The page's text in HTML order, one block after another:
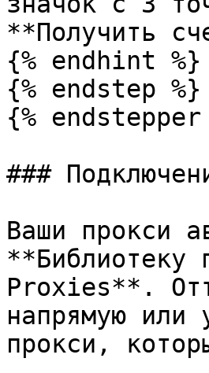
**Получить
{% endhint %}
{% endstep %}
{% endstepper
###
Ваши прокси
Proxies**.
напрямую или
прокси,